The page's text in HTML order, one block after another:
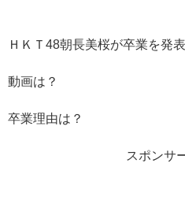
ＨＫＴ48朝長美桜が卒業を発
動画は？
卒業理由は？
スポンサ